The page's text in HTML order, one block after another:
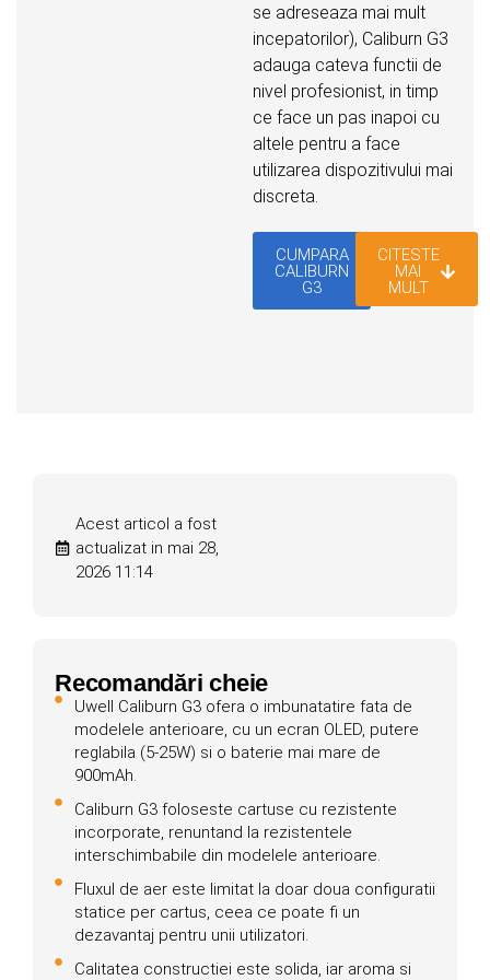
se adreseaza mai mult
incepatorilor), Caliburn G3
adauga cateva functii de
nivel profesionist, in timp
ce face un pas inapoi cu
altele pentru a face
utilizarea dispozitivului mai
discreta.
CUMPARA
CALIBURN
G3
CITESTE
MAI
MULT
Acest articol a fost
actualizat in mai 28,
2026 11:14
Recomandări cheie
Uwell Caliburn G3 ofera o imbunatatire fata de
modelele anterioare, cu un ecran OLED, putere
reglabila (5-25W) si o baterie mai mare de
900mAh.
Caliburn G3 foloseste cartuse cu rezistente
incorporate, renuntand la rezistentele
interschimbabile din modelele anterioare.
Fluxul de aer este limitat la doar doua configuratii
statice per cartus, ceea ce poate fi un
dezavantaj pentru unii utilizatori.
Calitatea constructiei este solida, iar aroma si